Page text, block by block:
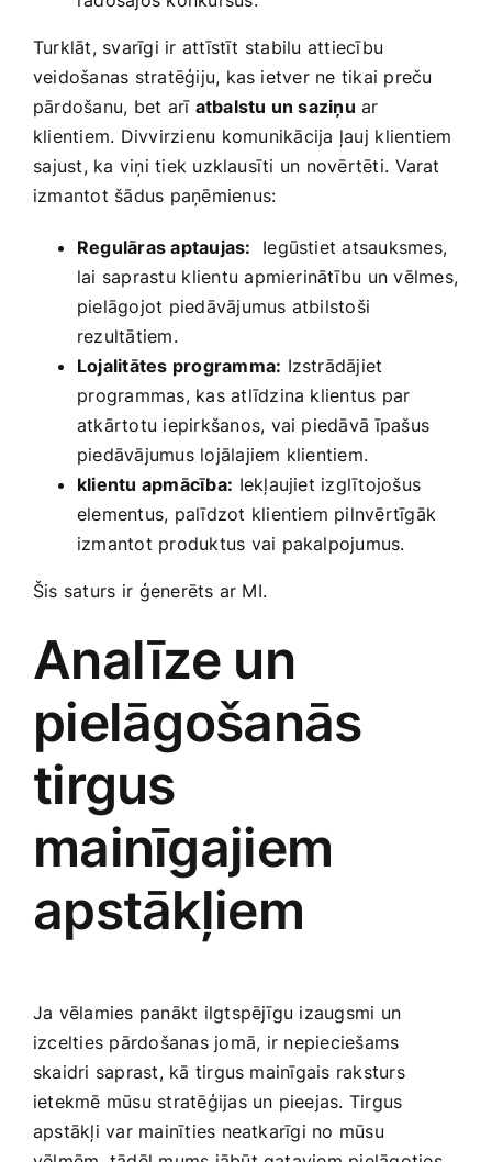
Turklāt, svarīgi ir attīstīt stabilu attiecību
veidošanas stratēģiju, kas ietver ne tikai preču
pārdošanu, bet arī atbalstu un saziņu ar
klientiem.​ Divvirzienu⁢ komunikācija ļauj⁣ klientiem
⁤sajust,‍ ka viņi tiek uzklausīti un novērtēti.⁢ Varat
izmantot šādus paņēmienus:
Regulāras aptaujas: ‍ Iegūstiet atsauksmes,
lai ​saprastu⁣ klientu apmierinātību un vēlmes,
pielāgojot piedāvājumus atbilstoši
rezultātiem.
Lojalitātes programma: Izstrādājiet
⁤programmas, kas atlīdzina klientus par
atkārtotu iepirkšanos, vai piedāvā ⁢īpašus
piedāvājumus lojālajiem klientiem.
klientu apmācība: ⁢Iekļaujiet izglītojošus
‌elementus, palīdzot klientiem pilnvērtīgāk
izmantot produktus vai pakalpojumus.
Šis saturs ‌ir⁤ ģenerēts ar MI.
Analīze un
pielāgošanās
tirgus
mainīgajiem
apstākļiem
Ja vēlamies panākt ilgtspējīgu izaugsmi un
izcelties pārdošanas jomā, ⁤ir nepieciešams
skaidri saprast, kā tirgus mainīgais raksturs
ietekmē mūsu stratēģijas un pieejas. Tirgus
apstākļi var​ mainīties neatkarīgi no mūsu